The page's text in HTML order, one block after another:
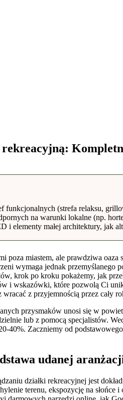
rekreacyjną:
funkcjonalnych (strefa relaksu,
na warunki lokalne (np.
i elementy małej architektury, jak
poza miastem, ale prawdziwa
wymaga jednak
krok po kroku pokażemy, jak
i wskazówki, które pozwolą Ci
z przyjemnością przez cały
przysmaków unosi się w
lub z pomocą specjalistów.
40%. Zaczniemy od
udanej
działki rekreacyjnej jest
terenu, ekspozycję na